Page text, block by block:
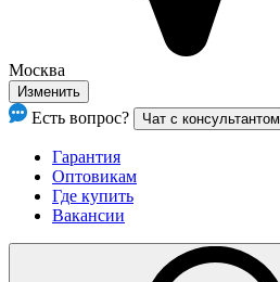
Москва
Изменить
Есть вопрос? Чат с консультантом
Гарантия
Оптовикам
Где купить
Вакансии